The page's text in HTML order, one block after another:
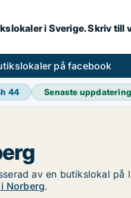
i Sverige. Skriv
på facebook
44 Senaste
av en butikslokal
Norberg.